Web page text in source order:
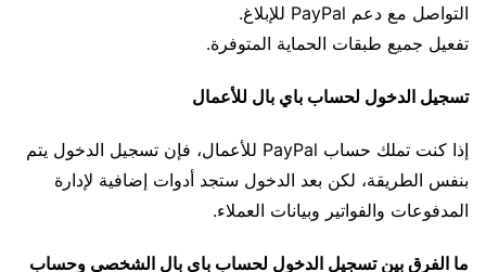
التواصل مع دعم PayPal للإبلاغ.
تفعيل جميع طبقات الحماية المتوفرة.
تسجيل الدخول لحساب باي بال للأعمال
إذا كنت تملك حساب PayPal للأعمال، فإن تسجيل الدخول يتم
بنفس الطريقة، لكن بعد الدخول ستجد أدوات إضافية لإدارة
المدفوعات والفواتير وبيانات العملاء.
ما الفرق بين تسجيل الدخول لحساب باي بال الشخصي وحساب